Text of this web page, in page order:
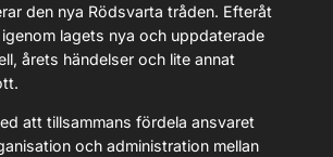
den nya Rödsvarta tråden. Efteråt
lagets nya och uppdaterade
årets händelser och lite annat
att tillsammans fördela ansvaret
och administration mellan